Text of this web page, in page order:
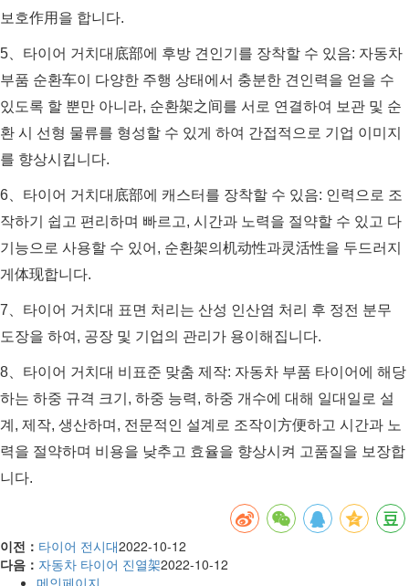
보호作用을 합니다.
5、타이어 거치대底部에 후방 견인기를 장착할 수 있음: 자동차
부품 순환车이 다양한 주행 상태에서 충분한 견인력을 얻을 수
있도록 할 뿐만 아니라, 순환架之间를 서로 연결하여 보관 및 순
환 시 선형 물류를 형성할 수 있게 하여 간접적으로 기업 이미지
를 향상시킵니다.
6、타이어 거치대底部에 캐스터를 장착할 수 있음: 인력으로 조
작하기 쉽고 편리하며 빠르고, 시간과 노력을 절약할 수 있고 다
기능으로 사용할 수 있어, 순환架의机动性과灵活性을 두드러지
게体现합니다.
7、타이어 거치대 표면 처리는 산성 인산염 처리 후 정전 분무
도장을 하여, 공장 및 기업의 관리가 용이해집니다.
8、타이어 거치대 비표준 맞춤 제작: 자동차 부품 타이어에 해당
하는 하중 규격 크기, 하중 능력, 하중 개수에 대해 일대일로 설
계, 제작, 생산하며, 전문적인 설계로 조작이方便하고 시간과 노
력을 절약하며 비용을 낮추고 효율을 향상시켜 고품질을 보장합
니다.
이전： 타이어 전시대2022-10-12
다음： 자동차 타이어 진열架2022-10-12
메인페이지